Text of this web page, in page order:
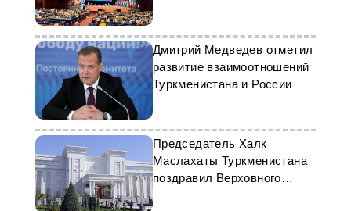
ОБСЕ
Дмитрий Медведев отметил
развитие взаимоотношений
Туркменистана и России
Председатель Халк
Маслахаты Туркменистана
поздравил Верховного